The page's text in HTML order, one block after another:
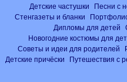
Детские частушки
Песни с
Стенгазеты и бланки
Дипломы для детей
Новогодние костюмы для
Советы и идеи для родителей
Детские причёски
Путешествия с